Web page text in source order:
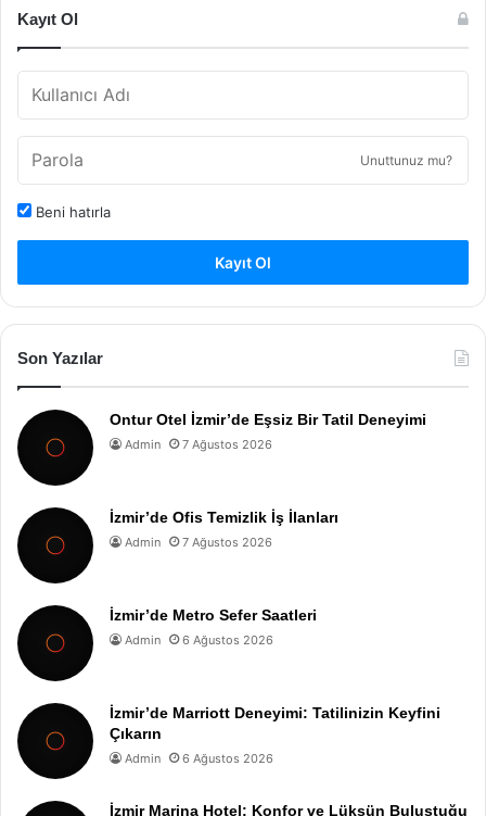
Kayıt Ol
Unuttunuz mu?
Beni hatırla
Kayıt Ol
Son Yazılar
Ontur Otel İzmir’de Eşsiz Bir Tatil Deneyimi
Admin 7 Ağustos 2026
İzmir’de Ofis Temizlik İş İlanları
Admin 7 Ağustos 2026
İzmir’de Metro Sefer Saatleri
Admin 6 Ağustos 2026
İzmir’de Marriott Deneyimi: Tatilinizin Keyfini
Çıkarın
Admin 6 Ağustos 2026
İzmir Marina Hotel: Konfor ve Lüksün Buluştuğu